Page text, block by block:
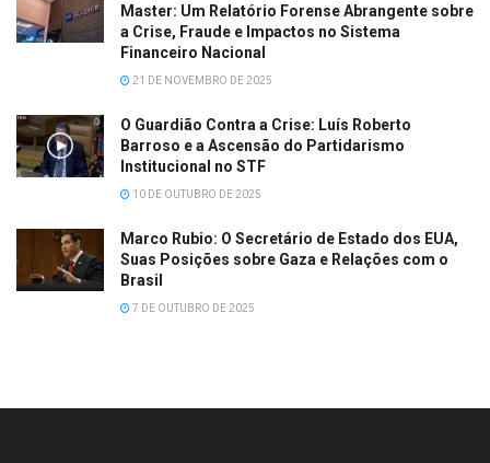
Master: Um Relatório Forense Abrangente sobre
a Crise, Fraude e Impactos no Sistema
Financeiro Nacional
21 DE NOVEMBRO DE 2025
O Guardião Contra a Crise: Luís Roberto
Barroso e a Ascensão do Partidarismo
Institucional no STF
10 DE OUTUBRO DE 2025
Marco Rubio: O Secretário de Estado dos EUA,
Suas Posições sobre Gaza e Relações com o
Brasil
7 DE OUTUBRO DE 2025